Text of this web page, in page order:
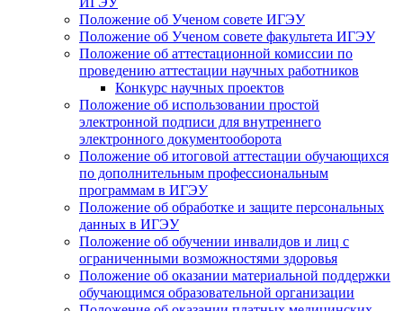
Положение об Ученом совете ИГЭУ
Положение об Ученом совете факультета ИГЭУ
Положение об аттестационной комиссии по
проведению аттестации научных работников
Конкурс научных проектов
Положение об использовании простой
электронной подписи для внутреннего
электронного документооборота
Положение об итоговой аттестации обучающихся
по дополнительным профессиональным
программам в ИГЭУ
Положение об обработке и защите персональных
данных в ИГЭУ
Положение об обучении инвалидов и лиц с
ограниченными возможностями здоровья
Положение об оказании материальной поддержки
обучающимся образовательной организации